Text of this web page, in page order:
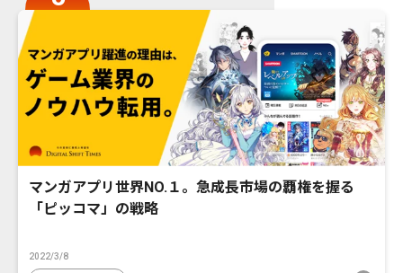
マンガアプリ世界NO.１。急成長市場の覇権を握る
「ピッコマ」の戦略
2022/3/8